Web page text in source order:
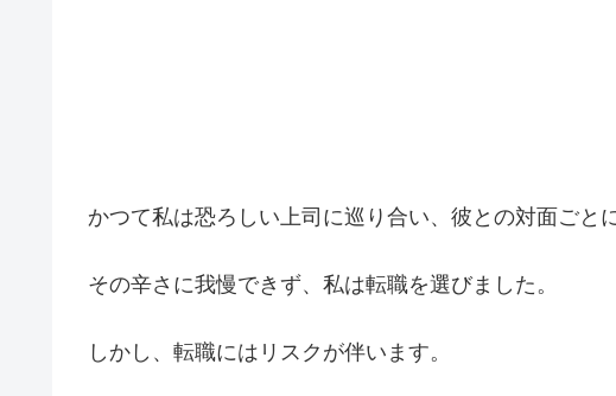
かつて私は恐ろしい上司に巡り合い、彼との対面ごと
その辛さに我慢できず、私は転職を選びました。
しかし、転職にはリスクが伴います。